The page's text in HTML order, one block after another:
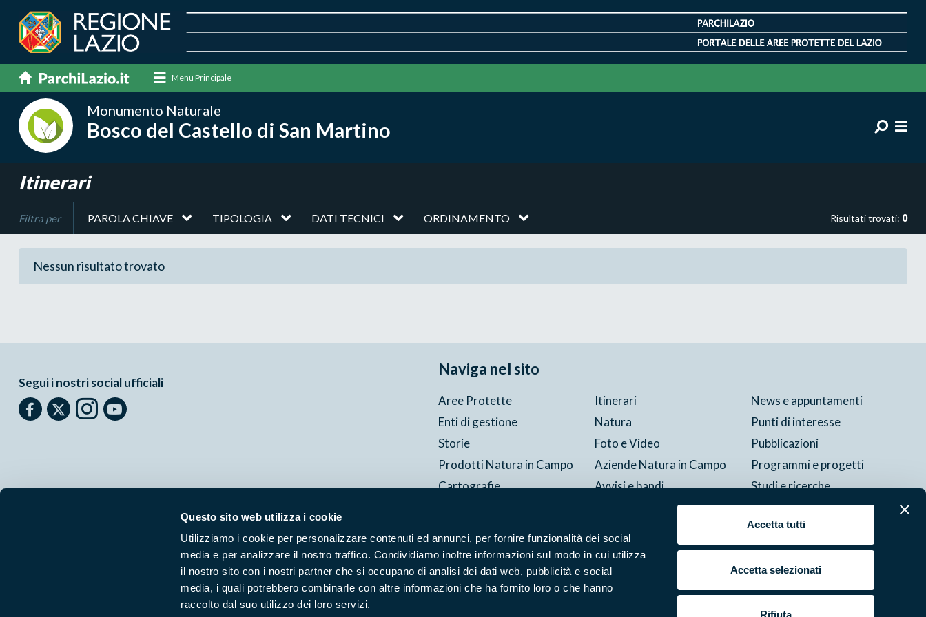
Questo sito web utilizza i cookie
Utilizziamo i cookie per personalizzare contenuti ed annunci, per fornire funzionalità dei social
media e per analizzare il nostro traffico. Condividiamo inoltre informazioni sul modo in cui utilizza
il nostro sito con i nostri partner che si occupano di analisi dei dati web, pubblicità e social
media, i quali potrebbero combinarle con altre informazioni che ha fornito loro o che hanno
raccolto dal suo utilizzo dei loro servizi.
Accetta tutti
Accetta selezionati
Rifiuta
Menu Principale
Monumento Naturale
Bosco del Castello di San Martino
Itinerari
Filtra per Risultati trovati: 0
PAROLA CHIAVE TIPOLOGIA DATI TECNICI ORDINAMENTO
Nessun risultato trovato
Segui i nostri social ufficiali
Naviga nel sito
Aree Protette Itinerari
News e appuntamenti
Enti di gestione
Natura
Punti di interesse
Storie
Foto e Video
Pubblicazioni
Prodotti Natura in Campo
Aziende Natura in Campo
Programmi e progetti
Cartografie
Avvisi e bandi
Studi e ricerche
Strutture del parco
- Il materiale del sito è liberamente utilizzabile:leggi il Copyleft Accessibilità Privacy Cookie Preferenze Area riservata